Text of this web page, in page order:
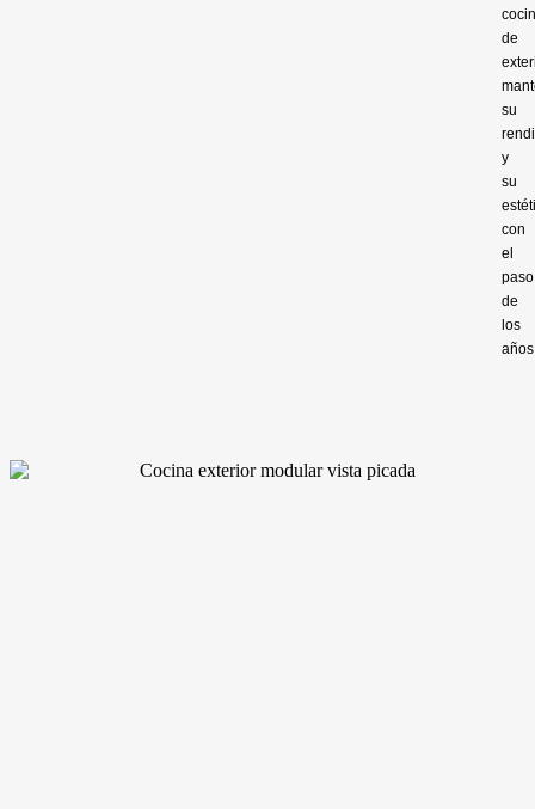
de
su
y
su
con
el
paso
de
los